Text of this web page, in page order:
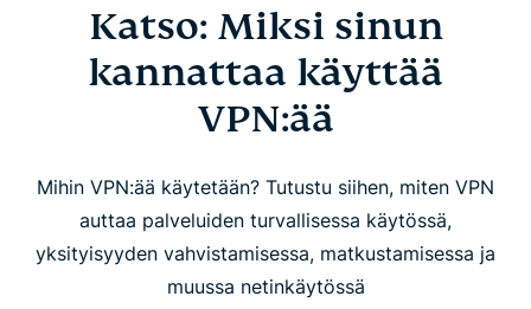
Katso: Miksi sinun
kannattaa käyttää
VPN:ää
Mihin VPN:ää käytetään? Tutustu siihen, miten VPN
auttaa palveluiden turvallisessa käytössä,
yksityisyyden vahvistamisessa, matkustamisessa ja
muussa netinkäytössä